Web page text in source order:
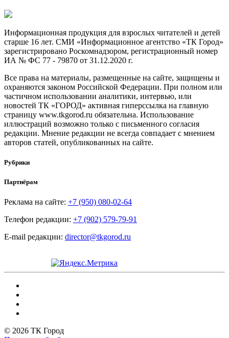
Информационная продукция для взрослых читателей и детей
старше 16 лет. СМИ «Информационное агентство «ТК Город»
зарегистрировано Роскомнадзором, регистрационный номер
ИА № ФС 77 - 79870 от 31.12.2020 г.
Все права на материалы, размещенные на сайте, защищены и
охраняются законом Российской Федерации. При полном или
частичном использовании аналитики, интервью, или
новостей ТК «ГОРОД» активная гиперссылка на главную
страницу www.tkgorod.ru обязательна. Использование
иллюстраций возможно только с письменного согласия
редакции. Мнение редакции не всегда совпадает с мнением
авторов статей, опубликованных на сайте.
Рубрики
Партнёрам
Реклама на сайте: +7 (950) 080-02-64
Телефон редакции: +7 (902) 579-79-91
E-mail редакции: director@tkgorod.ru
© 2026 ТК Город